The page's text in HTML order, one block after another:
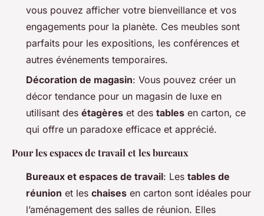
vous pouvez afficher votre bienveillance et vos
engagements pour la planète. Ces meubles sont
parfaits pour les expositions, les conférences et
autres événements temporaires.
Décoration de magasin: Vous pouvez créer un
décor tendance pour un magasin de luxe en
utilisant des étagères et des tables en carton, ce
qui offre un paradoxe efficace et apprécié.
Pour les espaces de travail et les bureaux
Bureaux et espaces de travail: Les tables de
réunion et les chaises en carton sont idéales pour
l’aménagement des salles de réunion. Elles